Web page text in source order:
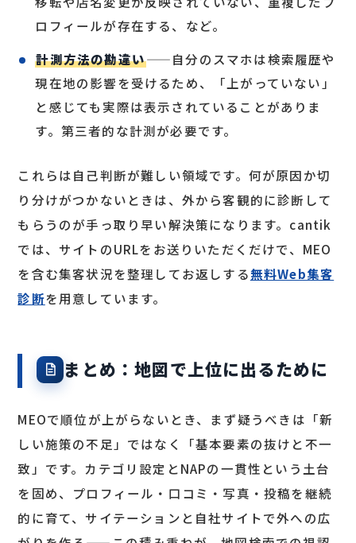
ロフィールが存在する、など。
計測方法の勘違い——自分のスマホは検索履歴や
現在地の影響を受けるため、「上がっていない」
と感じても実際は表示されていることがありま
す。第三者的な計測が必要です。
これらは自己判断が難しい領域です。何が原因か切
り分けがつかないときは、外から客観的に診断して
もらうのが手っ取り早い解決策になります。cantik
では、サイトのURLをお送りいただくだけで、MEO
を含む集客状況を整理してお返しする無料Web集客
診断を用意しています。
まとめ：地図で上位に出るために
MEOで順位が上がらないとき、まず疑うべきは「新
しい施策の不足」ではなく「基本要素の抜けと不一
致」です。カテゴリ設定とNAPの一貫性という土台
を固め、プロフィール・口コミ・写真・投稿を継続
的に育て、サイテーションと自社サイトで外への広